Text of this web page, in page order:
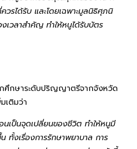
วรได้รับ และโดยเฉพาะมูลนิธิศุภนิ
งเวลาสำคัญ ทำให้หนูได้รับบัตร
ศึกษาระดับปริญญาตรีจากจังหวัด
เติมว่า
นเป็นจุดเปลี่ยนของชีวิต ทำให้หนูมี
ทั้งเรื่องการรักษาพยาบาล การ